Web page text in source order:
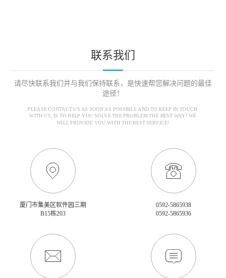
联系我们
请尽快联系我们并与我们保持联系，是快速帮您解决问题的最佳
途径！
PLEASE CONTACT US AS SOON AS POSSIBLE AND TO KEEP IN TOUCH
WITH US, IS TO HELP YOU SOLVE THE PROBLEM THE BEST WAY! WE
WILL PROVIDE YOU WITH THE BEST SERVICE!
厦门市集美区软件园三期
B15栋203
0592-5865938
0592-5865936